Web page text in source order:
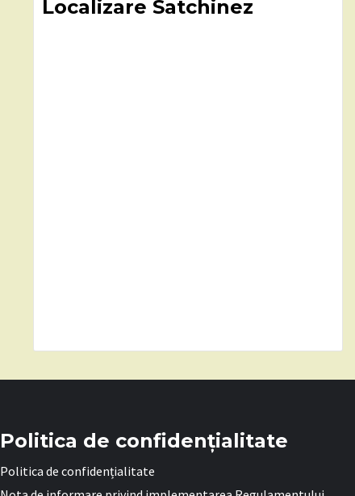
Localizare Satchinez
Politica de confidențialitate
Politica de confidențialitate